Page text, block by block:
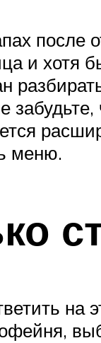
после
и хотя
меню.
на